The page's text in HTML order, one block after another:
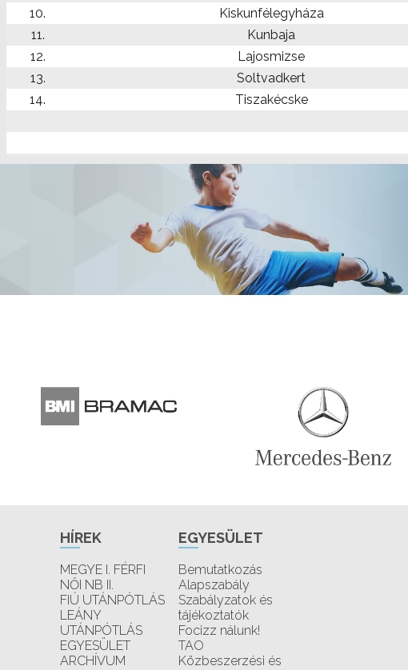
10.
Kiskunfélegyháza
11.
Kunbaja
12.
Lajosmizse
13.
Soltvadkert
14.
Tiszakécske
HÍREK
MEGYE I. FÉRFI
NŐI NB II.
FIÚ UTÁNPÓTLÁS
LEÁNY
UTÁNPÓTLÁS
EGYESÜLET
ARCHÍVUM
EGYESÜLET
Bemutatkozás
Alapszabály
Szabályzatok és
tájékoztatók
Focizz nálunk!
TAO
Közbeszerzési és